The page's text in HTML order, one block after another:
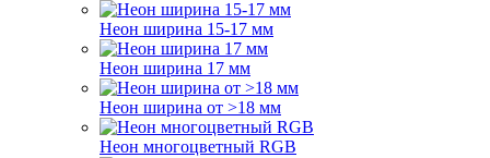
Неон ширина 15-17 мм
Неон ширина 17 мм
Неон ширина от >18 мм
Неон многоцветный RGB